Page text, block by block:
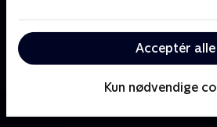
Acceptér alle
Kun nødvendige
alt det, der kræves for at sætte
nogle få dage skal teamet
hos de svenskere, de besøger,
deres gør-det-selv-projekter.